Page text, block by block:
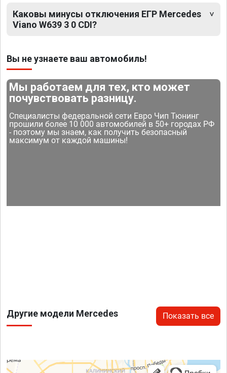
Каковы минусы отключения ЕГР Mercedes
Viano W639 3 0 CDI?
Вы не узнаете ваш автомобиль!
Мы работаем для тех, кто может
почувствовать разницу.
Специалисты федеральной сети Евро Чип Тюнинг
прошили более 10 000 автомобилей в 50+ городах РФ
- поэтому мы знаем, как получить безопасный
максимум от каждой машины!
Другие модели Mercedes Показать все